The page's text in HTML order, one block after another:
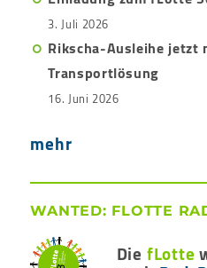
3. Juli 2026
Rikscha-Ausleihe
Transportlösung
16. Juni 2026
mehr
WANTED: FLOTTE
DiefLotte